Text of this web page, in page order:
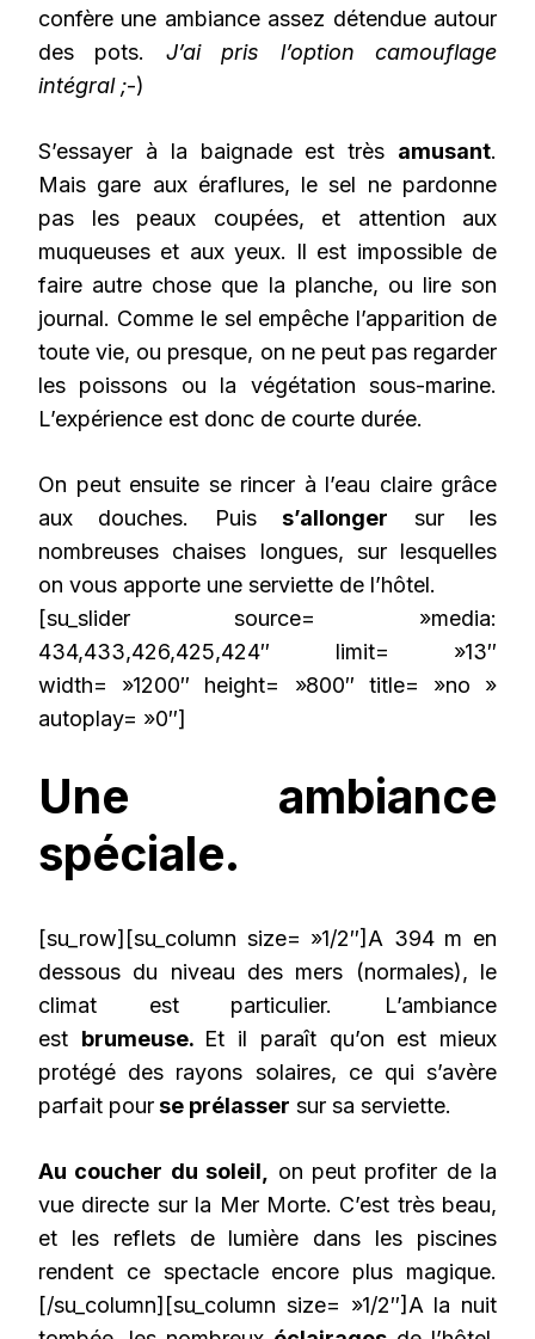
confère une ambiance assez détendue autour
des pots. J’ai pris l’option camouflage
intégral ;-)
S’essayer à la baignade est très amusant.
Mais gare aux éraflures, le sel ne pardonne
pas les peaux coupées, et attention aux
muqueuses et aux yeux. Il est impossible de
faire autre chose que la planche, ou lire son
journal. Comme le sel empêche l’apparition de
toute vie, ou presque, on ne peut pas regarder
les poissons ou la végétation sous-marine.
L’expérience est donc de courte durée.
On peut ensuite se rincer à l’eau claire grâce
aux douches. Puiss’allonger sur les
nombreuses chaises longues, sur lesquelles
on vous apporte une serviette de l’hôtel.
[su_slider source= »media:
434,433,426,425,424″ limit= »13″
width= »1200″ height= »800″ title= »no »
autoplay= »0″]
Une ambiance
spéciale.
[su_row][su_column size= »1/2″]A 394 m en
dessous du niveau des mers (normales), le
climat est particulier. L’ambiance
est brumeuse. Et il paraît qu’on est mieux
protégé des rayons solaires, ce qui s’avère
parfait pourse prélasser sur sa serviette.
Au coucher du soleil,
on peut profiter de la
vue directe sur la Mer Morte. C’est très beau,
et les reflets de lumière dans les piscines
rendent ce spectacle encore plus magique.
[/su_column][su_column size= »1/2″] A la nuit